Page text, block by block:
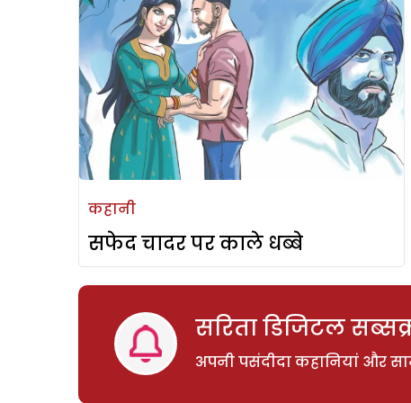
कहानी
सफेद चादर पर काले धब्बे
सरिता डिजिटल
अपनी पसंदीदा कहानियां और